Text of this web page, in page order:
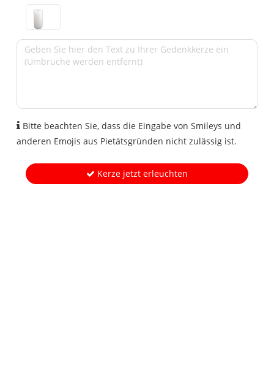
Bitte beachten Sie, dass die Eingabe von Smileys und
anderen Emojis aus Pietätsgründen nicht zulässig ist.
Kerze jetzt erleuchten